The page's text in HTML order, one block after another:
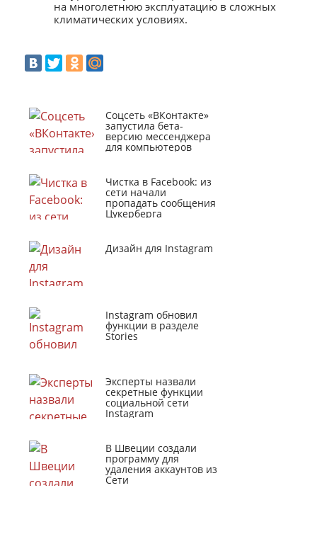
на многолетнюю эксплуатацию в сложных
климатических условиях.
Соцсеть «ВКонтакте»
запустила бета-
версию мессенджера
для компьютеров
Чистка в Facebook: из
сети начали
пропадать сообщения
Цукерберга
Дизайн для Instagram
Instagram обновил
функции в разделе
Stories
Эксперты назвали
секретные функции
социальной сети
Instagram
В Швеции создали
программу для
удаления аккаунтов из
Сети